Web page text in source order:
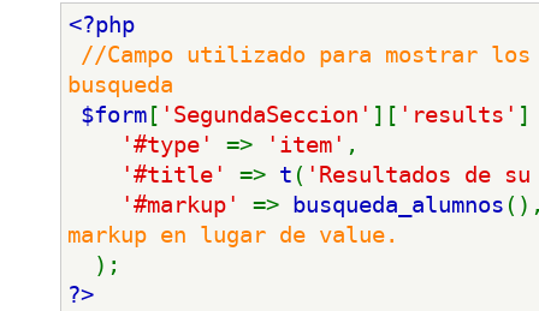
<?php
//Campo utilizado para mostrar
busqueda
$form [ 'SegundaSeccion' ][ 'results' ]
'#type' => 'item' ,
'#title' => t ( 'Resultados de su
'#markup' => busqueda_alumnos
markup en lugar de value.
);
?>